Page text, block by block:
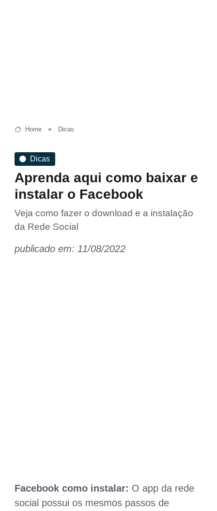
Home Dicas
Dicas
Aprenda aqui como baixar e
instalar o Facebook
Veja como fazer o download e a instalação
da Rede Social
publicado em: 11/08/2022
Facebook como instalar: O app da rede
social possui os mesmos passos de